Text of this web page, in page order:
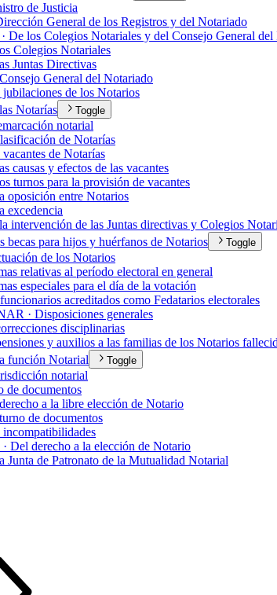
de Justicia
General de los Registros y del Notariado
los Colegios Notariales y del Consejo General del
Colegios Notariales
Juntas Directivas
General del Notariado
de los Notarios
Notarías
Toggle
notarial
de Notarías
de Notarías
causas y efectos de las vacantes
turnos para la provisión de vacantes
oposición entre Notarios
excedencia
intervención de las Juntas directivas y Colegios
para hijos y huérfanos de Notarios
Toggle
de los Notarios
relativas al período electoral en general
especiales para el día de la votación
acreditados como Fedatarios electorales
· Disposiciones generales
disciplinarias
y auxilios a las familias de los Notarios
función Notarial
Toggle
notarial
de documentos
a la libre elección de Notario
de documentos
Del derecho a la elección de Notario
de Patronato de la Mutualidad Notarial